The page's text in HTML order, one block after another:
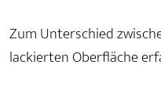
Zum Unterschied
lackierten Oberfläche